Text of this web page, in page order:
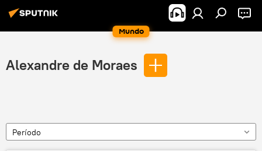
Mundo
Alexandre de Moraes
Período